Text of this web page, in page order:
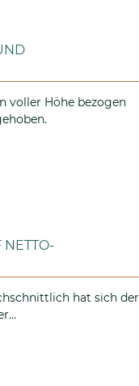
voller Höhe bezogen
NETTO-
hat sich der